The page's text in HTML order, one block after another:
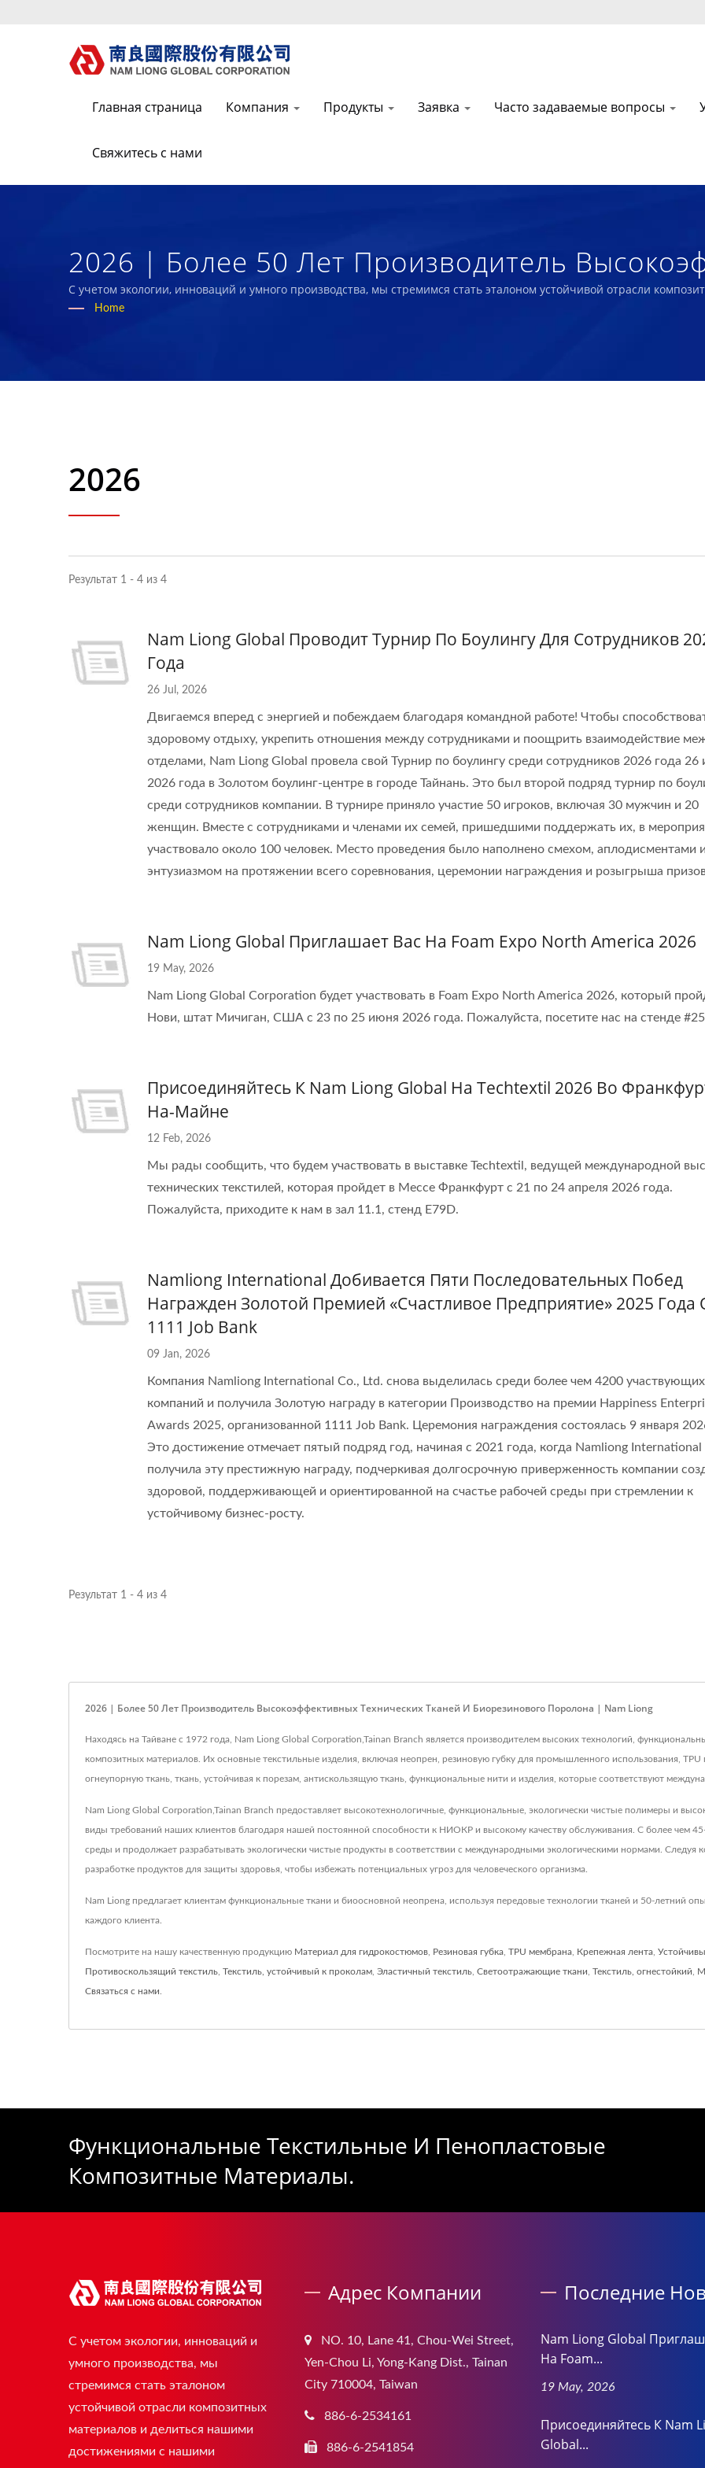
Главная страница Компания Продукты Заявка Часто задаваемые вопросы
Свяжитесь с нами
2026 | Более 50 Лет Производитель
Технических Тканей И Биорезинового
С учетом экологии, инноваций и умного производства, мы стремимся стать эталоном устойчивой отрасли
с нашими сотрудниками и обществом.
Home
2026
Результат 1 - 4 из 4
Nam Liong Global Проводит Турнир По Боулингу Для Сотрудников
Года
26 Jul, 2026
Двигаемся вперед с энергией и побеждаем благодаря командной работе! Чтобы
здоровому отдыху, укрепить отношения между сотрудниками и поощрить взаимодействие
отделами, Nam Liong Global провела свой Турнир по боулингу среди сотрудников 2026 года 26
2026 года в Золотом боулинг-центре в городе Тайнань. Это был второй подряд турнир по
среди сотрудников компании. В турнире приняло участие 50 игроков, включая 30 мужчин и 20
женщин. Вместе с сотрудниками и членами их семей, пришедшими поддержать их, в
участвовало около 100 человек. Место проведения было наполнено смехом, аплодисментами и
энтузиазмом на протяжении всего соревнования, церемонии награждения и розыгрыша
Nam Liong Global Приглашает Вас На Foam Expo North America 2026
19 May, 2026
Nam Liong Global Corporation будет участвовать в Foam Expo North America 2026, который
Нови, штат Мичиган, США с 23 по 25 июня 2026 года. Пожалуйста, посетите нас на стенде
Присоединяйтесь К Nam Liong Global На Techtextil 2026 Во
На-Майне
12 Feb, 2026
Мы рады сообщить, что будем участвовать в выставке Techtextil, ведущей международной
технических текстилей, которая пройдет в Мессе Франкфурт с 21 по 24 апреля 2026 года.
Пожалуйста, приходите к нам в зал 11.1, стенд E79D.
Namliong International Добивается Пяти Последовательных Побед
Награжден Золотой Премией «Счастливое Предприятие» 2025 Года
1111 Job Bank
09 Jan, 2026
Компания Namliong International Co., Ltd. снова выделилась среди более чем 4200 участвующих
компаний и получила Золотую награду в категории Производство на премии Happiness
Awards 2025, организованной 1111 Job Bank. Церемония награждения состоялась 9 января
Это достижение отмечает пятый подряд год, начиная с 2021 года, когда Namliong International
получила эту престижную награду, подчеркивая долгосрочную приверженность компании
здоровой, поддерживающей и ориентированной на счастье рабочей среды при стремлении к
устойчивому бизнес-росту.
Результат 1 - 4 из 4
ISO 27001
Сертификаты
ISO 27001
2026 | Более 50 Лет Производитель Высокоэффективных Технических Тканей И Биорезинового Поролона | Nam Liong
Находясь на Тайване с 1972 года, Nam Liong Global Corporation,Tainan Branch является производителем высоких технологий,
композитных материалов. Их основные текстильные изделия, включая неопрен, резиновую губку для промышленного использования, TPU
огнеупорную ткань, ткань, устойчивая к порезам, антискользящую ткань, функциональные нити и изделия, которые соответствуют
Nam Liong Global Corporation,Tainan Branch предоставляет высокотехнологичные, функциональные, экологически чистые полимеры и
виды требований наших клиентов благодаря нашей постоянной способности к НИОКР и высокому качеству обслуживания. С более чем
среды и продолжает разрабатывать экологически чистые продукты в соответствии с международными экологическими нормами. Следуя
разработке продуктов для защиты здоровья, чтобы избежать потенциальных угроз для человеческого организма.
Nam Liong предлагает клиентам функциональные ткани и биоосновной неопрена, используя передовые технологии тканей и 50-летний
каждого клиента.
Посмотрите на нашу качественную продукцию Материал для гидрокостюмов Резиновая губка TPU мембрана Крепежная лента
Противоскользящий текстиль Текстиль, устойчивый к проколам Эластичный текстиль Светоотражающие ткани Текстиль, огнестойкий
Связаться с нами
Функциональные Текстильные И Пенопластовые
Композитные Материалы.
С учетом экологии, инноваций и
умного производства, мы
стремимся стать эталоном
устойчивой отрасли композитных
материалов и делиться нашими
достижениями с нашими
Адрес Компании
NO. 10, Lane 41, Chou-Wei Street,
Yen-Chou Li, Yong-Kang Dist., Tainan
City 710004, Taiwan
886-6-2534161
886-6-2541854
Последние
Nam Liong Global
На Foam...
19 May, 2026
Присоединяйтесь К Nam
Global...